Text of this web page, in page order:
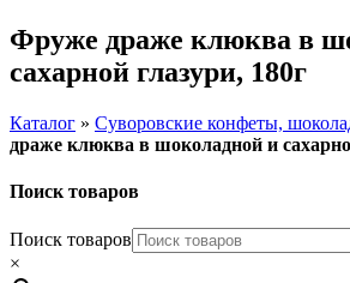
Фруже драже клюква в
сахарной глазури, 180г
Каталог » Суворовские конфеты,
драже клюква в шоколадной и
Поиск товаров
Поиск товаров
×